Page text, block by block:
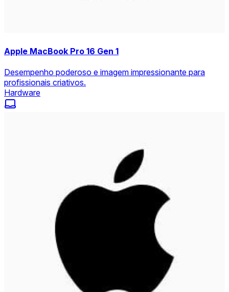
Apple MacBook Pro 16 Gen 1
Desempenho poderoso e imagem impressionante para
profissionais criativos.
Hardware